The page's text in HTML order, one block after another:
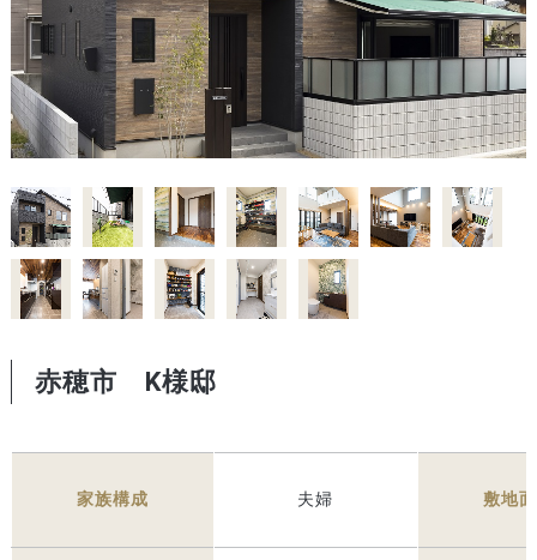
赤穂市 K様邸
家族構成 夫婦 敷地